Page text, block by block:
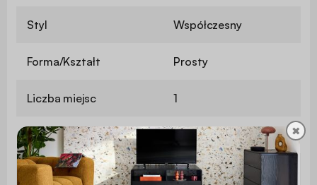
Styl Współczesny
Forma/Kształt Prosty
Liczba miejsc 1
Zdejmowana poszewka
Zawiera drewno Nie
✖